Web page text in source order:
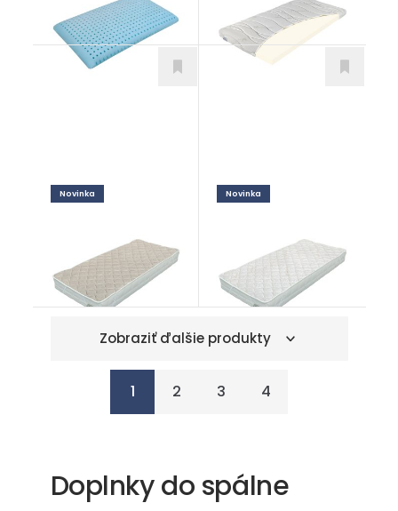
Novinka
od 73,00 €
Novinka
od 63,00
€
1 2 3 4
Zobraziť ďalšie produkty
Doplnky do spálne